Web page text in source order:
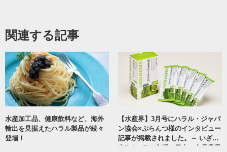
関連する記事
水産加工品、健康飲料など、海外
輸出を見据えたハラル製品が続々
登場！
【水産界】3月号にハラル・ジャパ
ン協会×ぷらんつ様のインタビュー
記事が掲載されました。～ いざ輸
出!!イスラム市場へ日本の食品業界